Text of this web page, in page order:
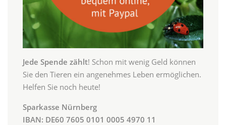
Jede Spende zählt! Schon mit wenig Geld können
Sie den Tieren ein angenehmes Leben ermöglichen.
Helfen Sie noch heute!
Sparkasse Nürnberg
IBAN: DE60 7605 0101 0005 4970 11